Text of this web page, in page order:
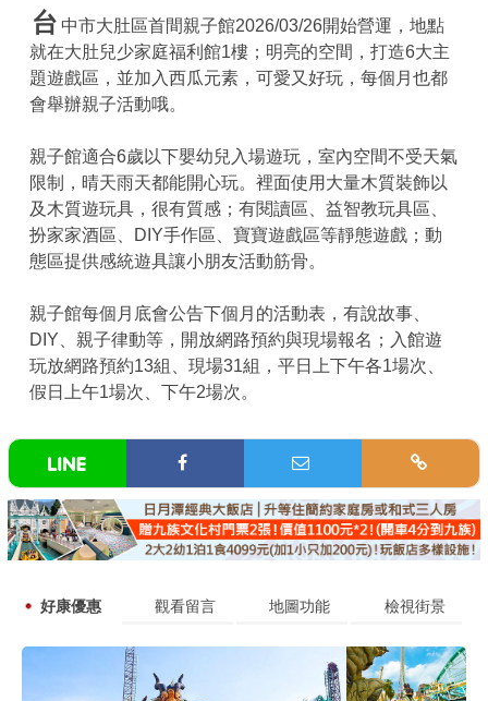
台 中市大肚區首間親子館2026/03/26開始營運，地點
就在大肚兒少家庭福利館1樓；明亮的空間，打造6大主
題遊戲區，並加入西瓜元素，可愛又好玩，每個月也都
會舉辦親子活動哦。
親子館適合6歲以下嬰幼兒入場遊玩，室內空間不受天氣
限制，晴天雨天都能開心玩。裡面使用大量木質裝飾以
及木質遊玩具，很有質感；有閱讀區、益智教玩具區、
扮家家酒區、DIY手作區、寶寶遊戲區等靜態遊戲；動
態區提供感統遊具讓小朋友活動筋骨。
親子館每個月底會公告下個月的活動表，有說故事、
DIY、親子律動等，開放網路預約與現場報名；入館遊
玩放網路預約13組、現場31組，平日上下午各1場次、
假日上午1場次、下午2場次。
好康優惠 觀看留言 地圖功能 檢視街景